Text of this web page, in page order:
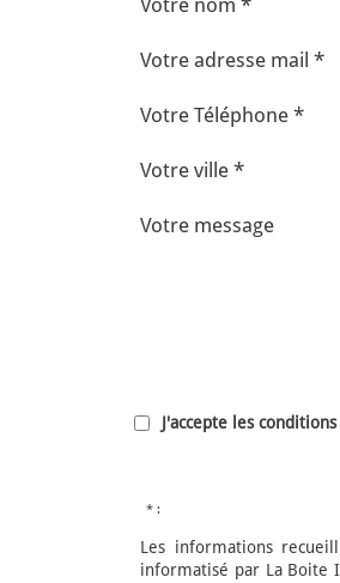
Votre nom *
Votre adresse mail *
Votre Téléphone *
Votre ville *
Votre message
J'accepte les
* :
Les informations
informatisé par La Boite